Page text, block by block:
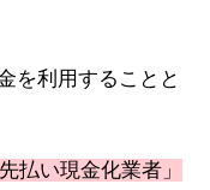
を利用することと
払い現金化業者」